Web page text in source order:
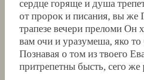
сердце горяще и душа
от пророк и писания, вы же
трапезе вечери преломи Он
вам очи и уразумеша, яко
Познавая о том из твоего
притрепетны бысть, сего